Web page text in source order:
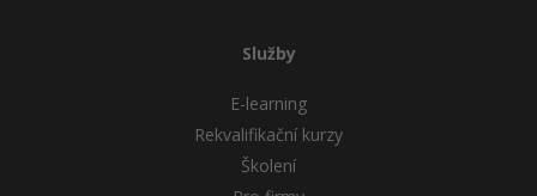
Služby
E-learning
Rekvalifikační kurzy
Školení